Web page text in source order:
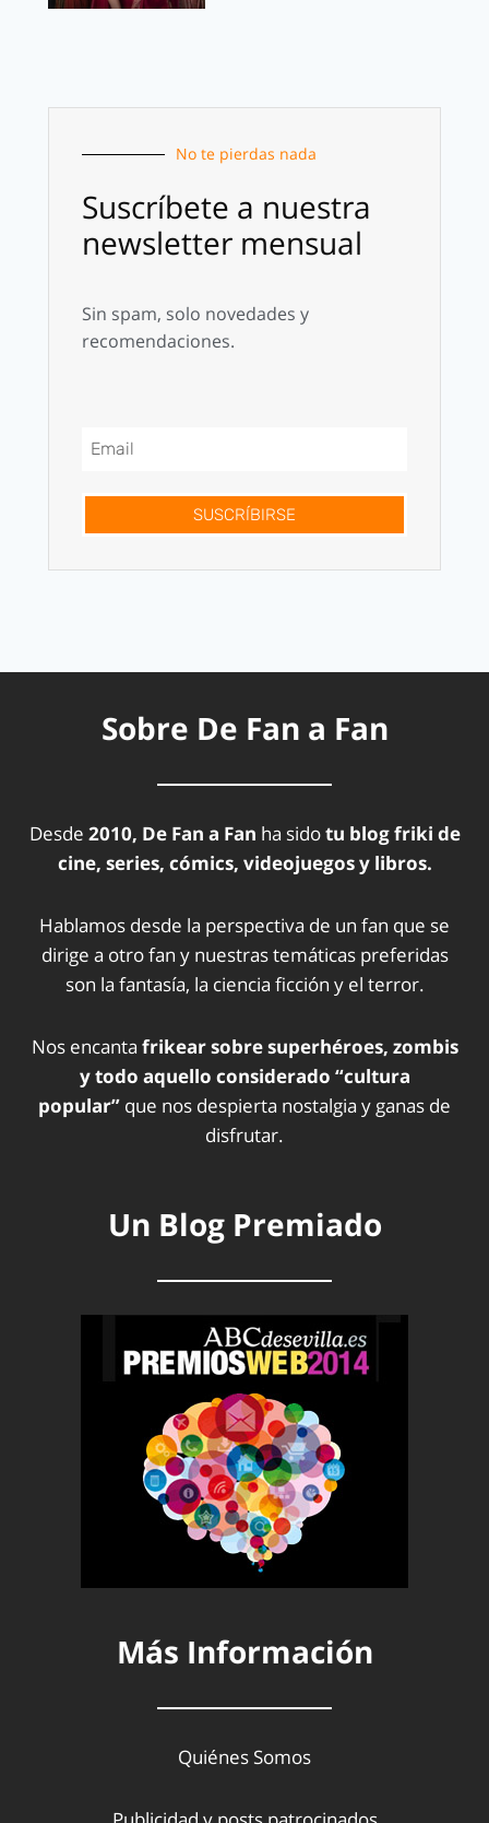
No te pierdas nada
Suscríbete a nuestra
newsletter mensual
Sin spam, solo novedades y
recomendaciones.
SUSCRÍBIRSE
Sobre De Fan a Fan
Desde 2010, De Fan a Fan ha sidotu blog friki de
cine, series, cómics, videojuegos y libros.
Hablamos desde la perspectiva de un fan que se
dirige a otro fan y nuestras temáticas preferidas
son la fantasía, la ciencia ficción y el terror.
Nos encanta frikear sobre superhéroes, zombis
y todo aquello considerado “cultura
popular” que nos despierta nostalgia y ganas de
disfrutar.
Un Blog Premiado
Más Información
Quiénes Somos